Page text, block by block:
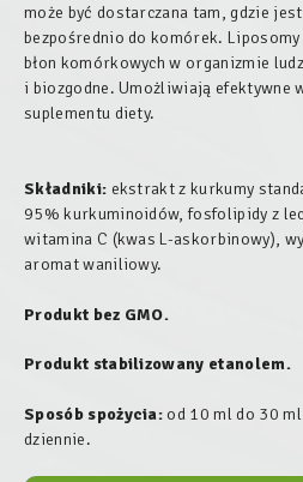
może być dostarczana tam, gdzie
bezpośrednio do komórek.
błon komórkowych w organizmie
i biozgodne. Umożliwiają efektywne
suplementu diety.
Składniki: ekstrakt z kurkumy
95% kurkuminoidów, fosfolipidy z
witamina C (kwas L-askorbinowy),
aromat waniliowy.
Produkt bez GMO.
Produkt stabilizowany etanolem.
Sposób spożycia: od 10 ml do 30 ml
dziennie.